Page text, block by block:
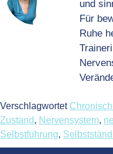
und
Für
Ruhe
Verschlagwortet
Zustand, Nervensystem,
Selbstführung,